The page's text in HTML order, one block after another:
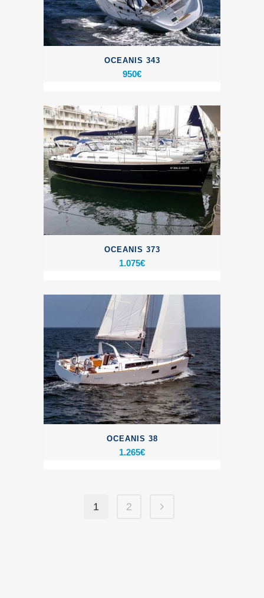
OCEANIS 343
950€
OCEANIS 373
1.075€
OCEANIS 38
1.265€
1 2